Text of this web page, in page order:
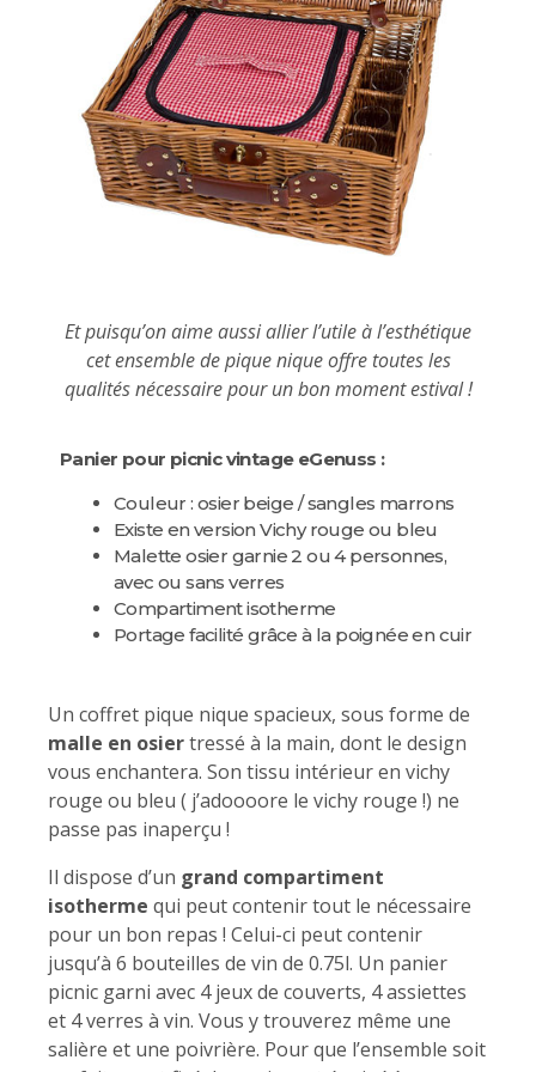
Et puisqu’on aime aussi allier l’utile à l’esthétique
cet ensemble de pique nique offre toutes les
qualités nécessaire pour un bon moment estival !
Panier pour picnic vintage eGenuss :
Couleur : osier beige / sangles marrons
Existe en version Vichy rouge ou bleu
Malette osier garnie 2 ou 4 personnes,
avec ou sans verres
Compartiment isotherme
Portage facilité grâce à la poignée en cuir
Un coffret pique nique spacieux, sous forme de
malle en osiertressé à la main, dont le design
vous enchantera. Son tissu intérieur en vichy
rouge ou bleu ( j’adoooore le vichy rouge !) ne
passe pas inaperçu !
Il dispose d’un grand compartiment
isotherme qui peut contenir tout le nécessaire
pour un bon repas ! Celui-ci peut contenir
jusqu’à 6 bouteilles de vin de 0.75l. Un panier
picnic garni avec 4 jeux de couverts, 4 assiettes
et 4 verres à vin. Vous y trouverez même une
salière et une poivrière. Pour que l’ensemble soit